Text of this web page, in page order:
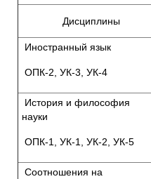
Дисциплины
Иностранный язык
ОПК-2, УК-3, УК-4
История и философия
науки
ОПК-1, УК-1, УК-2, УК-5
Соотношения на